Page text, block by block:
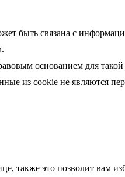
быть связана с
основанием для такой
из cookie не являются
также это позволит вам